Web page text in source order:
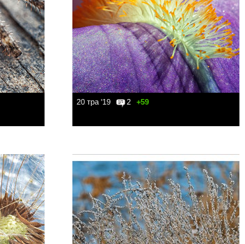
20 тра '19 2 +59